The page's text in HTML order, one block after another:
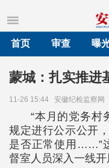
首页
审查 曝
蒙城：扎实推进
11-26 15:44 安徽纪检监察网
“本月的党务村
规定进行公示公开
是否正常使用……”
督室人员深入一线开